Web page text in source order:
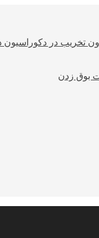
تخریب در دکوراسیون
بوق زدن